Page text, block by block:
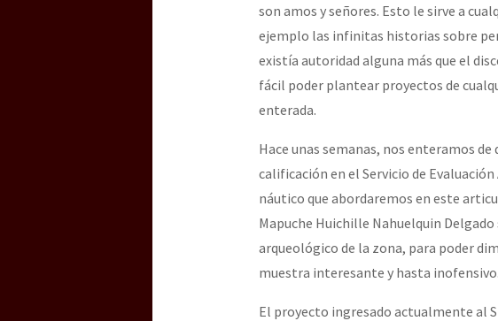
son amos y señores. Esto le sirve a
ejemplo las infinitas historias sobre
existía autoridad alguna más que el
fácil poder plantear proyectos de
enterada.
Hace unas semanas, nos enteramos
calificación en el Servicio de
náutico que abordaremos en este
Mapuche Huichille Nahuelquin
arqueológico de la zona, para poder
muestra interesante y hasta inofensivo.
El proyecto ingresado actualmente al